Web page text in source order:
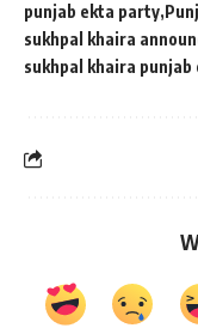
punjab ekta party
sukhpal khaira
sukhpal khaira